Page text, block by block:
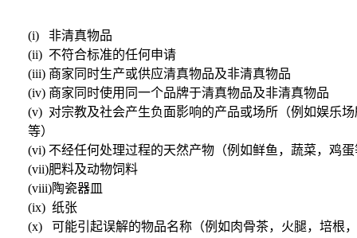
(i) 非清真物品
(ii) 不符合标准的任何申请
(iii) 商家同时生产或供应清真物品及非清真物品
(iv) 商家同时使用同一个品牌于清真物品及非清真物品
(v) 对宗教及社会产生负面影响的产品或场所（例如娱乐
等）
(vi) 不经任何处理过程的天然产物（例如鲜鱼，蔬菜，鸡
(vii)肥料及动物饲料
(viii)陶瓷器皿
(ix) 纸张
(x) 可能引起误解的物品名称（例如肉骨茶，火腿，培根